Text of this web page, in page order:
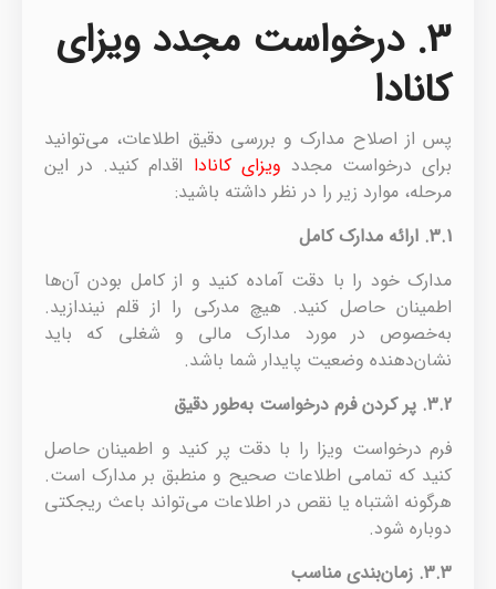
3. درخواست مجدد ویزای
کانادا
پس از اصلاح مدارک و بررسی دقیق اطلاعات، می‌توانید
برای درخواست مجدد ویزای کانادا اقدام کنید. در این
مرحله، موارد زیر را در نظر داشته باشید:
3.1. ارائه مدارک کامل
مدارک خود را با دقت آماده کنید و از کامل بودن آن‌ها
اطمینان حاصل کنید. هیچ مدرکی را از قلم نیندازید.
به‌خصوص در مورد مدارک مالی و شغلی که باید
نشان‌دهنده وضعیت پایدار شما باشد.
3.2. پر کردن فرم درخواست به‌طور دقیق
فرم درخواست ویزا را با دقت پر کنید و اطمینان حاصل
کنید که تمامی اطلاعات صحیح و منطبق بر مدارک است.
هرگونه اشتباه یا نقص در اطلاعات می‌تواند باعث ریجکتی
دوباره شود.
3.3. زمان‌بندی مناسب